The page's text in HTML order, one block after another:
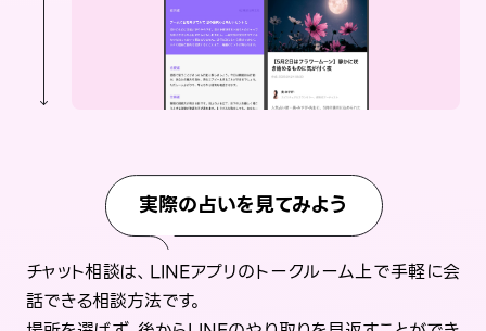
実際の占いを見てみよう
チャット相談は、LINEアプリのトークルーム上で手軽に会
話できる相談方法です。